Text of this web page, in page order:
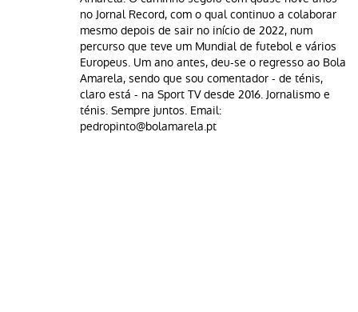
no Jornal Record, com o qual continuo a colaborar
mesmo depois de sair no início de 2022, num
percurso que teve um Mundial de futebol e vários
Europeus. Um ano antes, deu-se o regresso ao Bola
Amarela, sendo que sou comentador - de ténis,
claro está - na Sport TV desde 2016. Jornalismo e
ténis. Sempre juntos. Email:
pedropinto@bolamarela.pt